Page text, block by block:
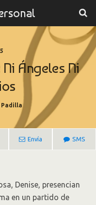
Ángeles Ni
Padilla
Envía SMS
Denise, presencian
en un partido de